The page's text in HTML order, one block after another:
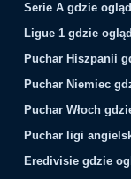
Serie A gdzie
Ligue 1 gdzie
Puchar Hiszpanii
Puchar Niemiec
Puchar Włoch
Puchar ligi
Eredivisie gdzie